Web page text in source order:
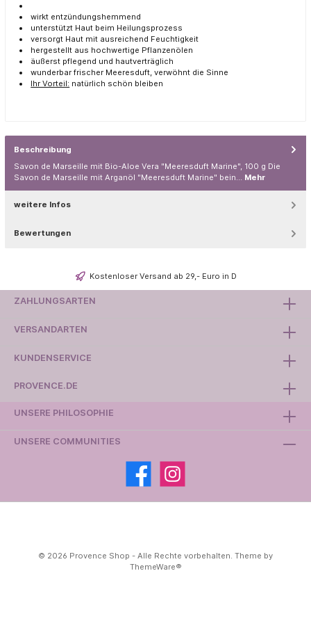
wirkt entzündungshemmend
unterstützt Haut beim Heilungsprozess
versorgt Haut mit ausreichend Feuchtigkeit
hergestellt aus hochwertige Pflanzenölen
äußerst pflegend und hautverträglich
wunderbar frischer Meeresduft, verwöhnt die Sinne
Ihr Vorteil: natürlich schön bleiben
Beschreibung
Savon de Marseille mit Bio-Aloe Vera "Meeresduft Marine", 100 g Die
Savon de Marseille mit Arganöl "Meeresduft Marine" bein… Mehr
weitere Infos
Bewertungen
Kostenloser Versand ab 29,- Euro in D
KUNDENSERVICE
PROVENCE.DE
ZAHLUNGSARTEN
VERSANDARTEN
UNSERE PHILOSOPHIE
UNSERE COMMUNITIES
© 2026 Provence Shop - Alle Rechte vorbehalten. Theme by
ThemeWare®